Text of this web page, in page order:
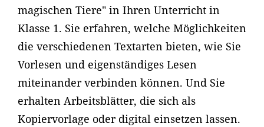
magischen Tiere" in Ihren Unterricht in
Klasse 1. Sie erfahren, welche Möglichkeiten
die verschiedenen Textarten bieten, wie Sie
Vorlesen und eigenständiges Lesen
miteinander verbinden können. Und Sie
erhalten Arbeitsblätter, die sich als
Kopiervorlage oder digital einsetzen lassen.